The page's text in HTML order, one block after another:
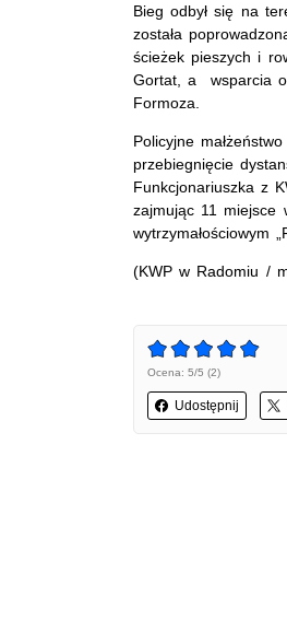
Bieg odbył się na
została
ścieżek pieszych i
Gortat, a wsparcia
Formoza.
Policyjne
przebiegnięcie
Funkcjonariuszka z
zajmując 11 miejsce
wytrzymałościowym
(KWP w Radomiu /
Ocena: 5/5 (2)
Udostępnij